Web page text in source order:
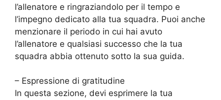
l’allenatore e ringraziandolo per il tempo e
l’impegno dedicato alla tua squadra. Puoi anche
menzionare il periodo in cui hai avuto
l’allenatore e qualsiasi successo che la tua
squadra abbia ottenuto sotto la sua guida.
– Espressione di gratitudine
In questa sezione, devi esprimere la tua